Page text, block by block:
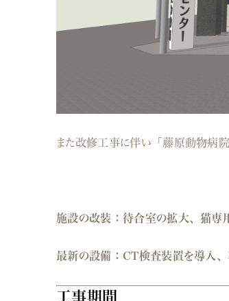
また改修工事に伴い「藤原動物病
施設の改装： 待合室の拡大、猫専
最新の設備： CT検査装置を導入、
工事期間